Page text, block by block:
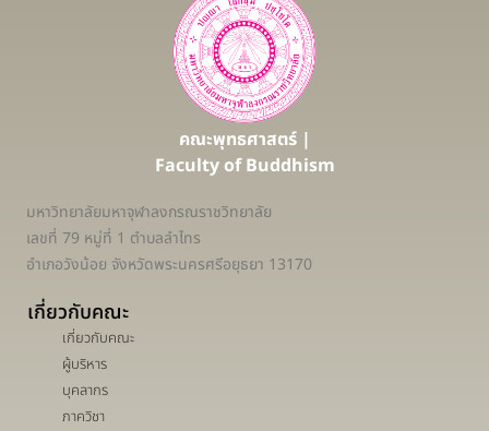
คณะพุทธศาสตร์ |
Faculty of Buddhism
มหาวิทยาลัยมหาจุฬาลงกรณราชวิทยาลัย
เลขที่ 79 หมู่ที่ 1 ตำบลลำไทร
อำเภอวังน้อย จังหวัดพระนครศรีอยุธยา 13170
เกี่ยวกับคณะ
เกี่ยวกับคณะ
ผู้บริหาร
บุคลากร
ภาควิชา